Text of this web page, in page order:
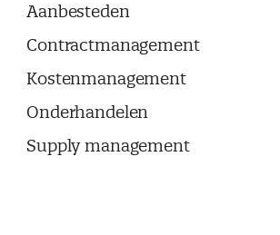
Aanbesteden
Contractmanagement
Kostenmanagement
Onderhandelen
Supply management